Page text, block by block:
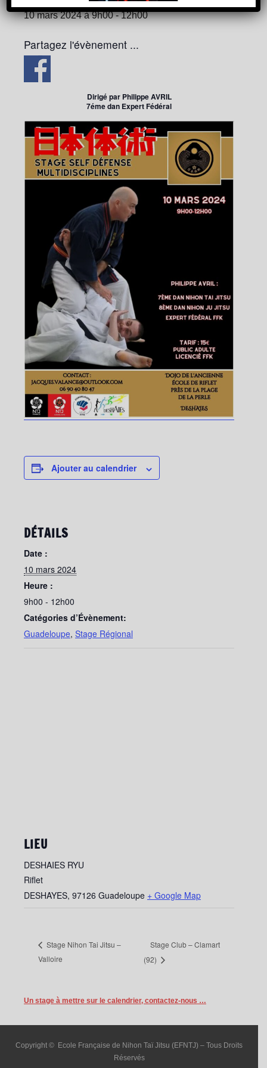
10 mars 2024 à 9h00-12h00
Partagez l'évènement ...
Dirigé par Philippe AVRIL
7éme dan Expert Fédéral
Ajouter au calendrier
DÉTAILS
Date :
10 mars 2024
Heure :
9h00 - 12h00
Catégories d’Évènement:
Guadeloupe, Stage Régional
LIEU
DESHAIES RYU
Riflet
DESHAYES, 97126 Guadeloupe + Google Map
Stage Nihon Tai Jitsu –
Valloire
Stage Club – Clamart
(92)
Un stage à mettre sur le calendrier, contactez-nous …
Copyright © Ecole Française de Nihon Taï Jitsu (EFNTJ) – Tous Droits
Réservés